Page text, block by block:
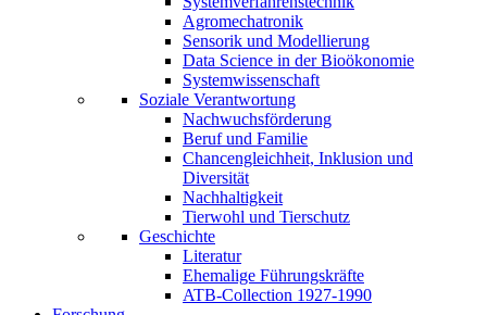
Agromechatronik
Sensorik und Modellierung
Data Science in der Bioökonomie
Systemwissenschaft
Soziale Verantwortung
Nachwuchsförderung
Beruf und Familie
Chancengleichheit, Inklusion und
Diversität
Nachhaltigkeit
Tierwohl und Tierschutz
Geschichte
Literatur
Ehemalige Führungskräfte
ATB-Collection 1927-1990